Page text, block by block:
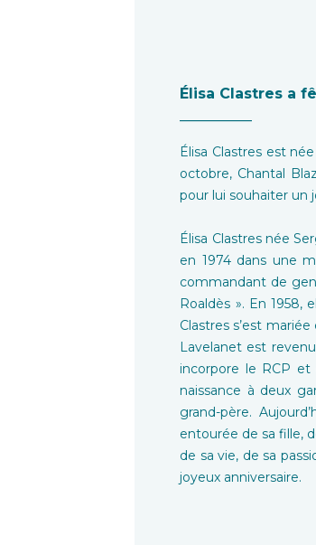
Élisa Clastres a
Élisa Clastres est
octobre, Chantal
pour lui souhaiter un
Élisa Clastres née
en 1974 dans une
commandant de
Roaldès ». En 1958,
Clastres s’est
Lavelanet est
incorpore le RCP et
naissance à deux
grand-père.
entourée de sa fille,
de sa vie, de sa
joyeux anniversaire.